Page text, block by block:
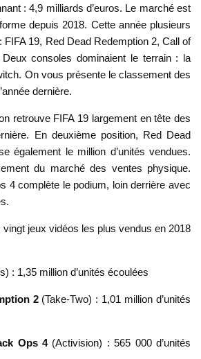
: 4,9 milliards d’euros. Le marché est
depuis 2018. Cette année plusieurs
19, Red Dead Redemption 2, Call of
consoles dominaient le terrain : la
On vous présente le classement des
dernière.
retrouve FIFA 19 largement en tête des
En deuxième position, Red Dead
également le million d’unités vendues.
du marché des ventes physique.
4 complète le podium, loin derrière avec
vingt jeux vidéos les plus vendus en 2018
: 1,35 million d’unités écoulées
2(Take-Two) : 1,01 million d’unités
Ops 4(Activision) : 565 000 d’unités